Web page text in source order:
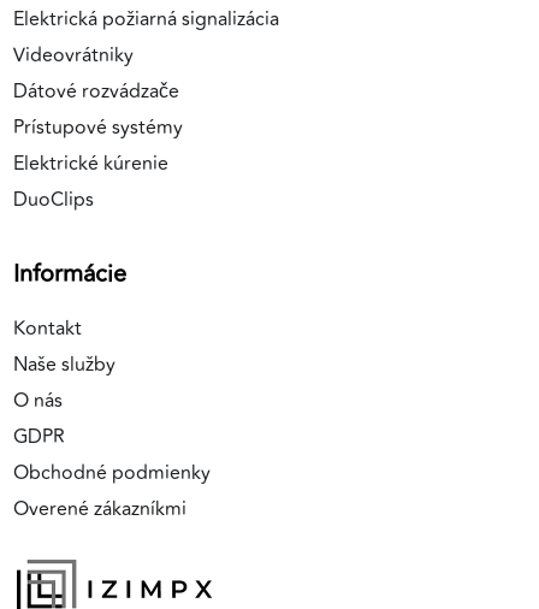
Elektrická požiarná signalizácia
Videovrátniky
Dátové rozvádzače
Prístupové systémy
Elektrické kúrenie
DuoClips
Informácie
Kontakt
Naše služby
O nás
GDPR
Obchodné podmienky
Overené zákazníkmi